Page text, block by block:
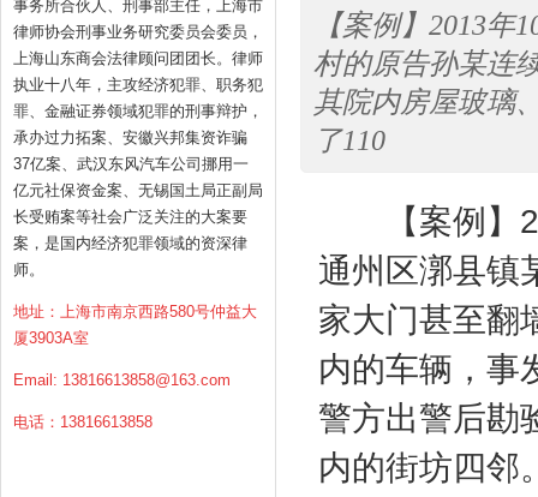
事务所合伙人、刑事部主任，上海市
律师协会刑事业务研究委员会委员，
上海山东商会法律顾问团团长。律师
执业十八年，主攻经济犯罪、职务犯
罪、金融证券领域犯罪的刑事辩护，
承办过力拓案、安徽兴邦集资诈骗
37亿案、武汉东风汽车公司挪用一
亿元社保资金案、无锡国土局正副局
长受贿案等社会广泛关注的大案要
案，是国内经济犯罪领域的资深律
师。
地址：上海市南京西路580号仲益大
厦3903A室
Email: 13816613858@163.com
电话：13816613858
【案例】2013
村的原告孙某连
其院内房屋玻璃
了110
【案例】
通州区漷县镇
家大门甚至翻
内的车辆，事
警方出警后勘
内的街坊四邻